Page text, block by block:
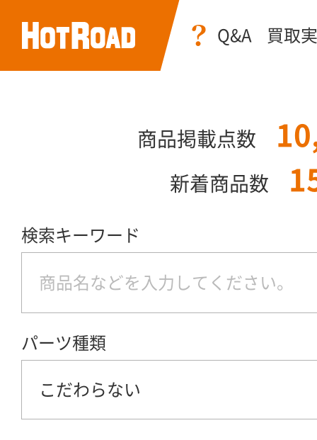
Q&A 買取
商品掲載点数
新着商品数
検索キーワード
パーツ種類
こだわらない